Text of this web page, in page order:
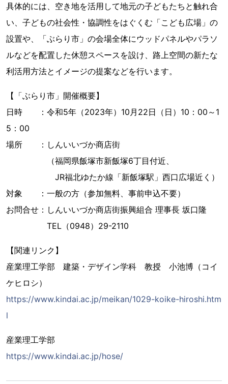
具体的には、空き地を活用して地元の子どもたちと触れ合
い、子どもの社会性・協調性をはぐくむ「こども広場」の
設置や、「ぶらり市」の会場全体にウッドパネルやパラソ
ルなどを配置した休憩スペースを設け、路上空間の新たな
利活用方法とイメージの提案などを行います。
【「ぶらり市」開催概要】
日時 ：令和5年（2023年）10月22日（日）10：00～1
5：00
場所 ：しんいいづか商店街
（福岡県飯塚市新飯塚6丁目付近、
JR福北ゆたか線「新飯塚駅」西口広場近く）
対象 ：一般の方（参加無料、事前申込不要）
お問合せ：しんいいづか商店街振興組合 理事長 坂口隆
TEL（0948）29-2110
【関連リンク】
産業理工学部 建築・デザイン学科 教授 小池博（コイ
ケヒロシ）
https://www.kindai.ac.jp/meikan/1029-koike-hiroshi.htm
l
産業理工学部
https://www.kindai.ac.jp/hose/